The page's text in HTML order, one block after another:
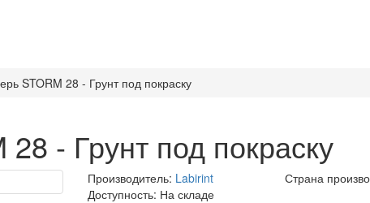
STORM 28 - Грунт под покраску
- Грунт под покраску
Производитель: Labirint Страна
Доступность: На складе